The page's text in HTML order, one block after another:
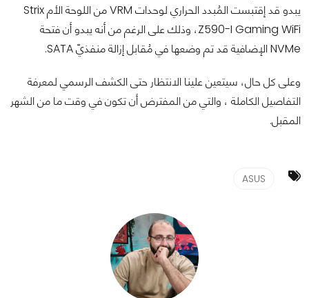
يبدو قد إقتبست المُبدد الحراري لوحدات VRM من اللوحة الأم Strix
Z590-I Gaming WiFi، وذلك على الرغم من أنه يبدو أن فتحة
NVMe الإضافية قد تم وضعها في مُقابل إزالة منفذيّ SATA.
وعلى كل حال، سيتعين علينا الانتظار حتى الكشف الرسمي لمعرفة
التفاصيل الكاملة ، والتي من المفترض أن تكون في وقت ما من الشهر
المقبل.
ASUS